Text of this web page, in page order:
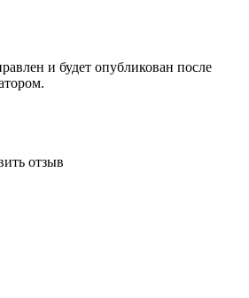
и будет опубликован после
отзыв